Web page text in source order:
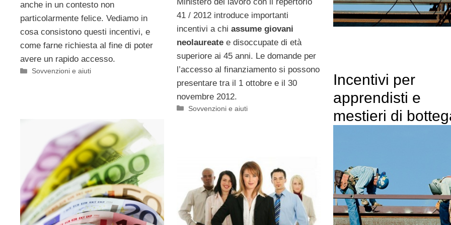
anche in un contesto non
particolarmente felice. Vediamo in
cosa consistono questi incentivi, e
come farne richiesta al fine di poter
avere un rapido accesso.
Categorie
Sovvenzioni e aiuti
41 / 2012 introduce importanti
incentivi a chi assume giovani
neolaureatee disoccupate di età
superiore ai 45 anni. Le domande per
l’accesso al finanziamento si possono
presentare tra il 1 ottobre e il 30
novembre 2012.
Categorie
Sovvenzioni e aiuti
Incentivi per
apprendisti e
mestieri di